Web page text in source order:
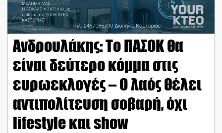
Ανδρουλάκης: Το ΠΑΣΟΚ θα
είναι δεύτερο κόμμα στις
ευρωεκλογές – Ο λαός θέλει
αντιπολίτευση σοβαρή, όχι
lifestyle και show